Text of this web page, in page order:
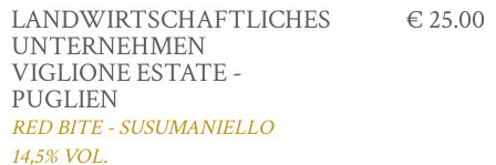
LANDWIRTSCHAFTLICHES
UNTERNEHMEN
VIGLIONE ESTATE -
PUGLIEN
RED BITE - SUSUMANIELLO
14,5% VOL.
€ 25.00